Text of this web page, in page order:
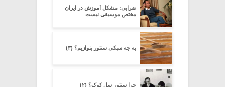
ضرابی: مشکل آموزش در ایران
مختص موسیقی نیست
به چه سبکی سنتور بنوازیم؟ (۳)
چرا سنتور سل کوک؟ (۲)